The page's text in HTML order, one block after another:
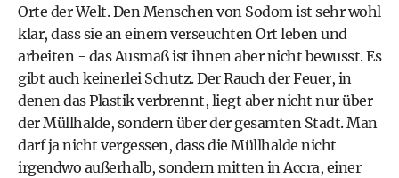
Orte der Welt. Den Menschen von Sodom ist sehr wohl
klar, dass sie an einem verseuchten Ort leben und
arbeiten - das Ausmaß ist ihnen aber nicht bewusst. Es
gibt auch keinerlei Schutz. Der Rauch der Feuer, in
denen das Plastik verbrennt, liegt aber nicht nur über
der Müllhalde, sondern über der gesamten Stadt. Man
darf ja nicht vergessen, dass die Müllhalde nicht
irgendwo außerhalb, sondern mitten in Accra, einer